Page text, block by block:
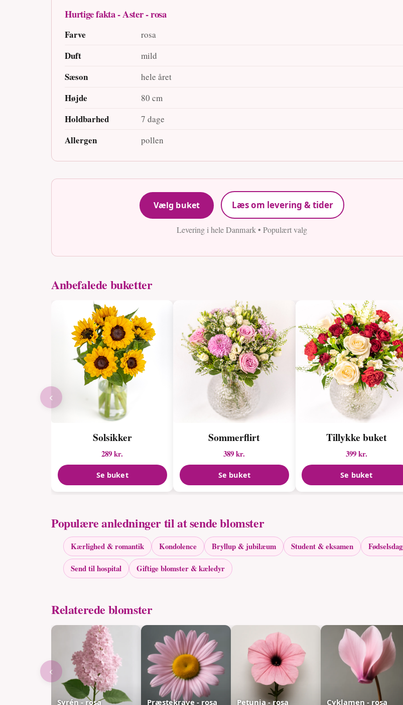
Hurtige fakta - Aster - rosa
Farve rosa
Duft mild
Sæson hele året
Højde 80 cm
Holdbarhed 7 dage
Allergen pollen
Vælg buket Læs om levering & tider
Levering i hele Danmark • Populært valg
Anbefalede buketter
Solsikker
289 kr.
Se buket
Sommerflirt
389 kr.
Se buket
Tillykke buket
399 kr.
Se buket
‹
Populære anledninger til at sende blomster
Kærlighed & romantik Kondolence Bryllup & jubilæum Student & eksamen Fødselsdag
Send til hospital Giftige blomster & kæledyr
Relaterede blomster
Syrén - rosa Præstekrave - rosa Petunia - rosa Cyklamen - rosa
‹